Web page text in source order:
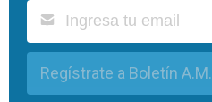
Regístrate a Boletín A.M.